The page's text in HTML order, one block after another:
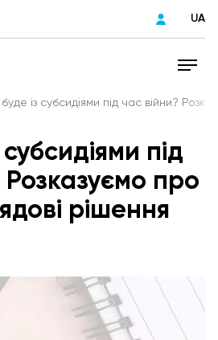
UA
із субсидіями під час війни?
під
Розказуємо про
рішення